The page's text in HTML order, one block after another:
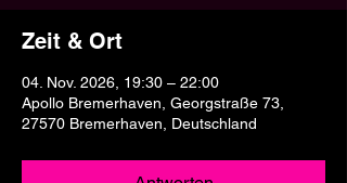
Zeit & Ort
04. Nov. 2026, 19:30 – 22:00
Apollo Bremerhaven, Georgstraße 73,
27570 Bremerhaven, Deutschland